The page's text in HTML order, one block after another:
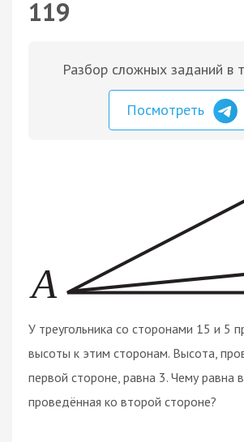
119
Разбор сложных заданий в
Посмотреть
У треугольника со сторонами 15 и 5
высоты к этим сторонам. Высота,
первой стороне, равна 3. Чему равна
проведённая ко второй стороне?